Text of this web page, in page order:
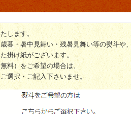
します。
暮・暑中見舞い・残暑見舞い等の熨斗や、
掛け紙がございます。
料）をご希望の場合は、
選択・ご記入下さいませ。